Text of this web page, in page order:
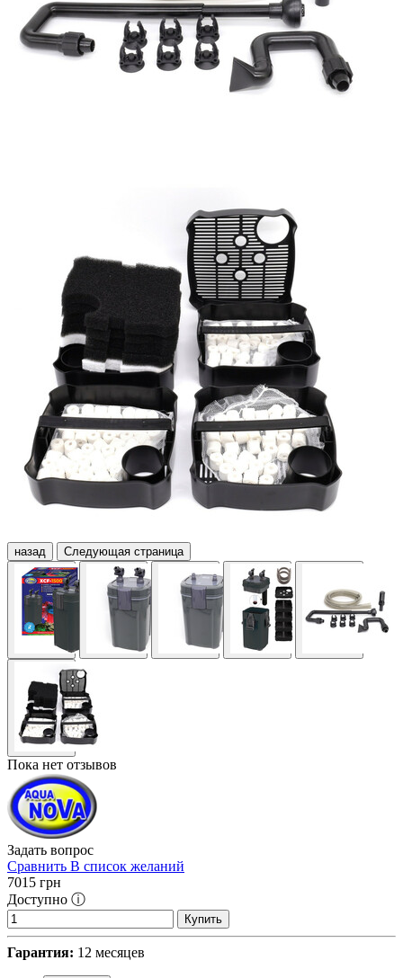
назад Следующая страница
Пока нет отзывов
Задать вопрос
Сравнить В список желаний
7015 грн
Доступно ⓘ
Купить
Гарантия: 12 месяцев